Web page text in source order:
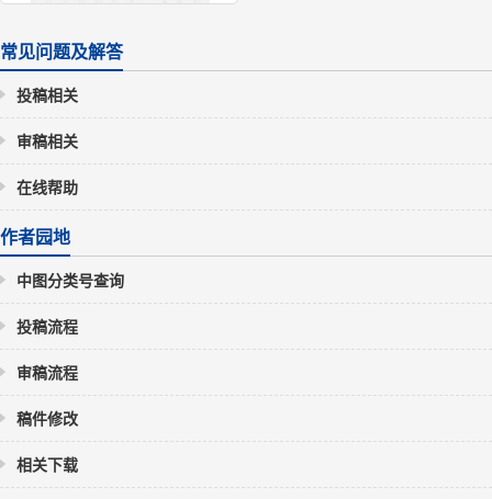
常见问题及解答
投稿相关
审稿相关
在线帮助
作者园地
中图分类号查询
投稿流程
审稿流程
稿件修改
相关下载